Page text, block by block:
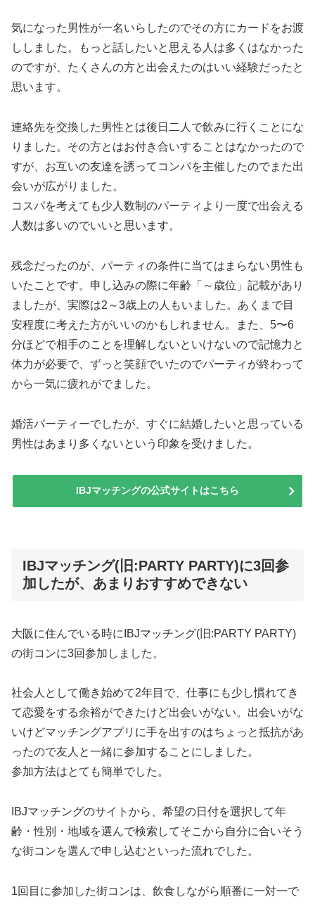
気になった男性が一名いらしたのでその方にカードをお渡
ししました。もっと話したいと思える人は多くはなかった
のですが、たくさんの方と出会えたのはいい経験だったと
思います。
連絡先を交換した男性とは後日二人で飲みに行くことにな
りました。その方とはお付き合いすることはなかったので
すが、お互いの友達を誘ってコンパを主催したのでまた出
会いが広がりました。
コスパを考えても少人数制のパーティより一度で出会える
人数は多いのでいいと思います。
残念だったのが、パーティの条件に当てはまらない男性も
いたことです。申し込みの際に年齢「～歳位」記載があり
ましたが、実際は2～3歳上の人もいました。あくまで目
安程度に考えた方がいいのかもしれません。また、5〜6
分ほどで相手のことを理解しないといけないので記憶力と
体力が必要で、ずっと笑顔でいたのでパーティが終わって
から一気に疲れがでました。
婚活パーティーでしたが、すぐに結婚したいと思っている
男性はあまり多くないという印象を受けました。
IBJマッチングの公式サイトはこちら
IBJマッチング(旧:PARTY PARTY)に3回参
加したが、あまりおすすめできない
大阪に住んでいる時にIBJマッチング(旧:PARTY PARTY)
の街コンに3回参加しました。
社会人として働き始めて2年目で、仕事にも少し慣れてき
て恋愛をする余裕ができたけど出会いがない。出会いがな
いけどマッチングアプリに手を出すのはちょっと抵抗があ
ったので友人と一緒に参加することにしました。
参加方法はとても簡単でした。
IBJマッチングのサイトから、希望の日付を選択して年
齢・性別・地域を選んで検索してそこから自分に合いそう
な街コンを選んで申し込むといった流れでした。
1回目に参加した街コンは、飲食しながら順番に一対一で